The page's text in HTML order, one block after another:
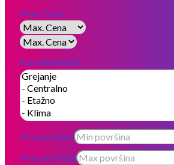
Max. Cena
Karakteristike
Min površina
Max površina